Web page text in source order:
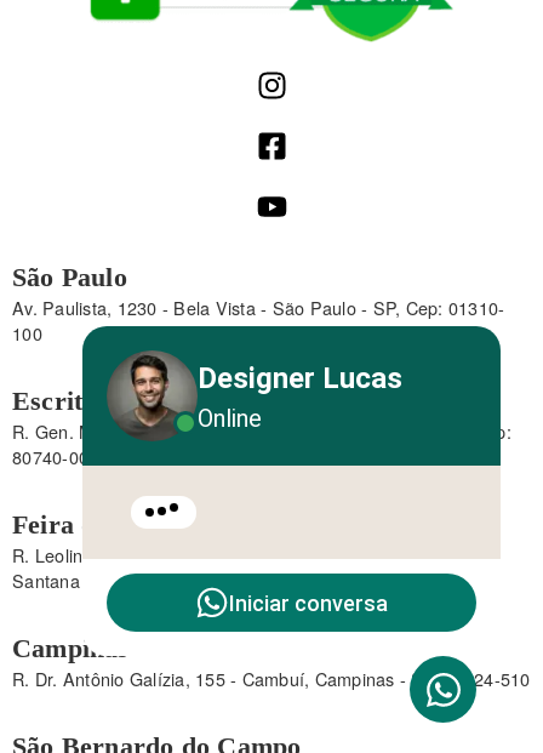
São Paulo
Av. Paulista, 1230 - Bela Vista - São Paulo - SP, Cep: 01310-
100
Escritório Curitiba
R. Gen. Mário Tourinho, 1746 - Bigorrilho - Curitiba - PR, Cep:
80740-000
Feira de Santana
R. Leolinda Bacelar Lima, 670 - 1° andar - Centro, Feira de
Santana - BA, 44001-248
Campinas
R. Dr. Antônio Galízia, 155 - Cambuí, Campinas - SP, 13024-510
São Bernardo do Campo
Designer Lucas
Online
Iniciar conversa